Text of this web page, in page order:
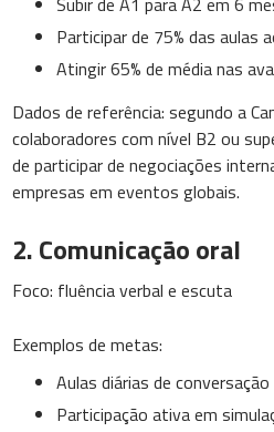
Participar de 75% das aulas
Atingir 65% de média nas
Dados de referência: segundo a
colaboradores com nível B2 ou
de participar de negociações
empresas em eventos globais.
2. Comunicação oral
Foco: fluência verbal e escuta
Exemplos de metas:
Aulas diárias de conversação
Participação ativa em